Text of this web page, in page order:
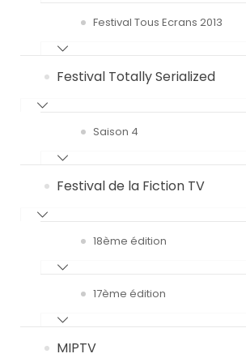
Festival Tous Ecrans 2013
Festival Totally Serialized
Saison 4
Festival de la Fiction TV
18ème édition
17ème édition
MIPTV